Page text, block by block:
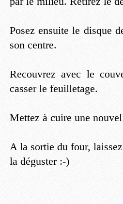
Posez ensuite le disque
son centre.
Recouvrez avec le
casser le feuilletage.
Mettez à cuire une
A la sortie du four,
la déguster :-)